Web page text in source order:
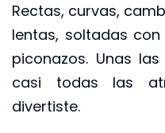
Rectas, curvas,
lentas, soltadas
piconazos. Unas
casi todas las
divertiste.